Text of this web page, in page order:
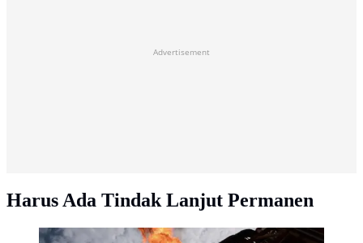
Advertisement
Harus Ada Tindak Lanjut Permanen